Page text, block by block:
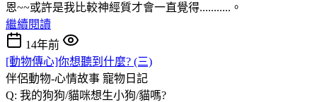
恩~~或許是我比較神經質才會一直覺得...........。
繼續閱讀
14年前
[動物傳心]你想聽到什麼? (三)
伴侶動物-心情故事 寵物日記
Q: 我的狗狗/貓咪想生小狗/貓嗎?